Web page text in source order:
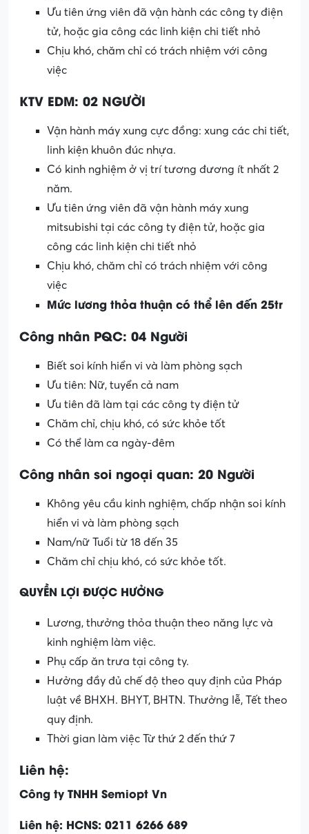
Ưu tiên ứng viên đã vận hành các công ty điện
tử, hoặc gia công các linh kiện chi tiết nhỏ
Chịu khó, chăm chỉ có trách nhiệm với công
việc
KTV EDM: 02 NGƯỜI
Vận hành máy xung cực đồng: xung các chi tiết,
linh kiện khuôn đúc nhựa.
Có kinh nghiệm ở vị trí tương đương ít nhất 2
năm.
Ưu tiên ứng viên đã vận hành máy xung
mitsubishi tại các công ty điện tử, hoặc gia
công các linh kiện chi tiết nhỏ
Chịu khó, chăm chỉ có trách nhiệm với công
việc
Mức lương thỏa thuận có thể lên đến 25tr
Công nhân PQC: 04 Người
Biết soi kính hiển vi và làm phòng sạch
Ưu tiên: Nữ, tuyển cả nam
Ưu tiên đã làm tại các công ty điện tử
Chăm chỉ, chịu khó, có sức khỏe tốt
Có thể làm ca ngày-đêm
Công nhân soi ngoại quan: 20 Người
Không yêu cầu kinh nghiệm, chấp nhận soi kính
hiển vi và làm phòng sạch
Nam/nữ Tuổi từ 18 đến 35
Chăm chỉ chịu khó, có sức khỏe tốt.
QUYỀN LỢI ĐƯỢC HƯỞNG
Lương, thưởng thỏa thuận theo năng lực và
kinh nghiệm làm việc.
Phụ cấp ăn trưa tại công ty.
Hưởng đầy đủ chế độ theo quy định của Pháp
luật về BHXH. BHYT, BHTN. Thưởng lễ, Tết theo
quy định.
Thời gian làm việc Từ thứ 2 đến thứ 7
Liên hệ:
Công ty TNHH Semiopt Vn
Liên hệ: HCNS: 0211 6266 689